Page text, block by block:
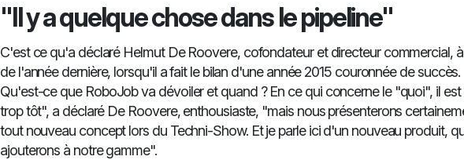
"Il y a quelque chose dans le pipeline"
C'est ce qu'a déclaré Helmut De Roovere, cofondateur et directeur commercial,
de l'année dernière, lorsqu'il a fait le bilan d'une année 2015 couronnée de succès.
Qu'est-ce que RoboJob va dévoiler et quand ? En ce qui concerne le "quoi", il
trop tôt", a déclaré De Roovere, enthousiaste, "mais nous présenterons
tout nouveau concept lors du Techni-Show. Et je parle ici d'un nouveau produit,
ajouterons à notre gamme".